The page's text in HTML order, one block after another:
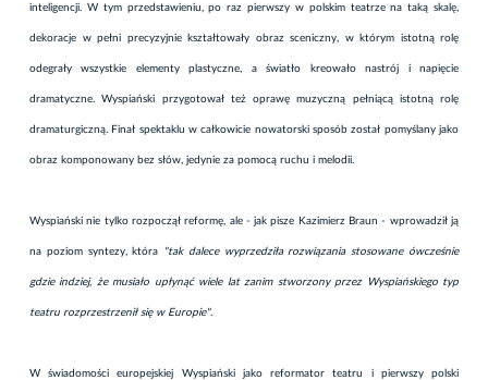
inteligencji. W tym przedstawieniu, po raz pierwszy w polskim teatrze na taką skalę,
dekoracje w pełni precyzyjnie kształtowały obraz sceniczny, w którym istotną rolę
odegrały wszystkie elementy plastyczne, a światło kreowało nastrój i napięcie
dramatyczne. Wyspiański przygotował też oprawę muzyczną pełniącą istotną rolę
dramaturgiczną. Finał spektaklu w całkowicie nowatorski sposób został pomyślany jako
obraz komponowany bez słów, jedynie za pomocą ruchu i melodii.
Wyspiański nie tylko rozpoczął reformę, ale - jak pisze Kazimierz Braun - wprowadził ją
na poziom syntezy, która "tak dalece wyprzedziła rozwiązania stosowane ówcześnie
gdzie indziej, że musiało upłynąć wiele lat zanim stworzony przez Wyspiańskiego typ
teatru rozprzestrzenił się w Europie".
W świadomości europejskiej Wyspiański jako reformator teatru i pierwszy polski